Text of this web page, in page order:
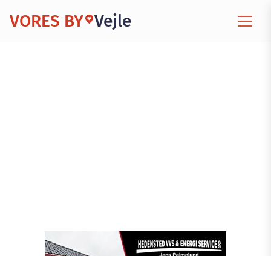
VORES BY Vejle